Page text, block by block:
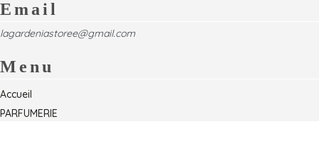
Email
lagardeniastoree@gmail.com
Menu
Accueil
PARFUMERIE